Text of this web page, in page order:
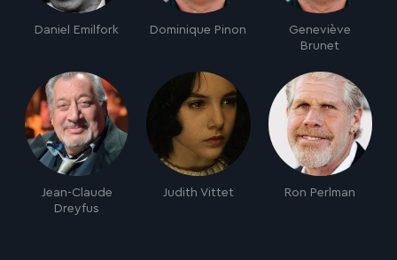
Daniel Emilfork Dominique Pinon
Geneviève
Brunet
Jean-Claude
Dreyfus
Judith Vittet Ron Perlman